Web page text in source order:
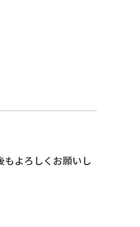
よろしくお願いし